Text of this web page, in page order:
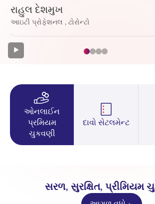
▶
⏸
રાહુલ દેશમુખ
આઇટી પ્રોફેશનલ , ટોરોન્ટો
ઓનલાઈન
પ્રમિયમ
ચુકવણી
દાવો સેટલમેન્ટ
સરળ, સુરક્ષિત, પ્રીમિયમ